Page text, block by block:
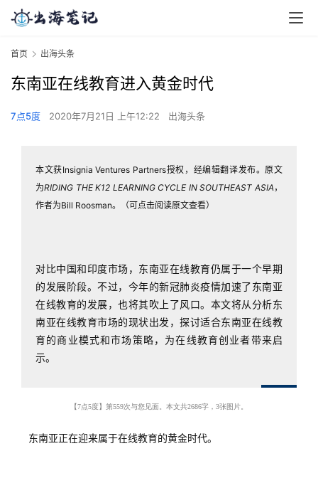
首页 出海头条
东南亚在线教育进入黄金时代
7点5度 2020年7月21日 上午12:22 出海头条
本文获Insignia Ventures Partners授权，经编辑翻译发布。原文
为RIDING THE K12 LEARNING CYCLE IN SOUTHEAST ASIA，
作者为Bill Roosman。（可点击阅读原文查看）
对比中国和印度市场，东南亚在线教育仍属于一个早期
的发展阶段。不过，今年的新冠肺炎疫情加速了东南亚
在线教育的发展，也将其吹上了风口。本文将从分析东
南亚在线教育市场的现状出发，探讨适合东南亚在线教
育的商业模式和市场策略，为在线教育创业者带来启
示。
【7点5度】第559次与您见面。 本文共2686字，3张图片。
东南亚正在迎来属于在线教育的黄金时代。